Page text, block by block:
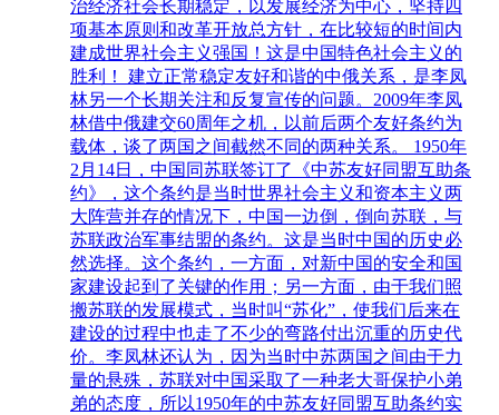
治经济社会长期稳定，以发展经济为中心，坚持四
项基本原则和改革开放总方针，在比较短的时间内
建成世界社会主义强国！这是中国特色社会主义的
胜利！ 建立正常稳定友好和谐的中俄关系，是李凤
林另一个长期关注和反复宣传的问题。2009年李凤
林借中俄建交60周年之机，以前后两个友好条约为
载体，谈了两国之间截然不同的两种关系。 1950年
2月14日，中国同苏联签订了《中苏友好同盟互助条
约》，这个条约是当时世界社会主义和资本主义两
大阵营并存的情况下，中国一边倒，倒向苏联，与
苏联政治军事结盟的条约。这是当时中国的历史必
然选择。这个条约，一方面，对新中国的安全和国
家建设起到了关键的作用；另一方面，由于我们照
搬苏联的发展模式，当时叫“苏化”，使我们后来在
建设的过程中也走了不少的弯路付出沉重的历史代
价。李凤林还认为，因为当时中苏两国之间由于力
量的悬殊，苏联对中国采取了一种老大哥保护小弟
弟的态度，所以1950年的中苏友好同盟互助条约实